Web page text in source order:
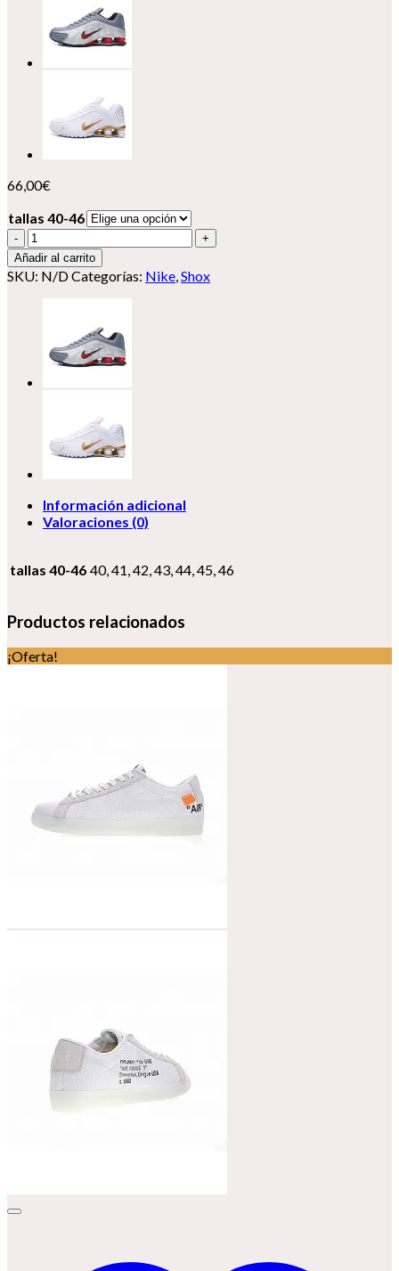
66,00€
tallas 40-46
Nike
Shox
R4
cantidad
Añadir al carrito
SKU: N/DCategorías: Nike,Shox
Información adicional
Valoraciones (0)
tallas 40-46 40, 41, 42, 43, 44, 45, 46
Productos relacionados
¡Oferta!